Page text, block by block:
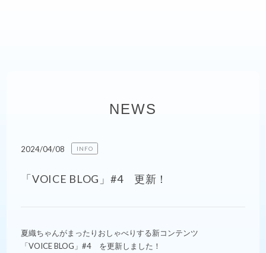
NEWS
2024/04/08 INFO
「VOICE BLOG」#4 更新！
夏織ちゃんがまったりおしゃべりする新コンテンツ
「VOICE BLOG」#4 を更新しました！